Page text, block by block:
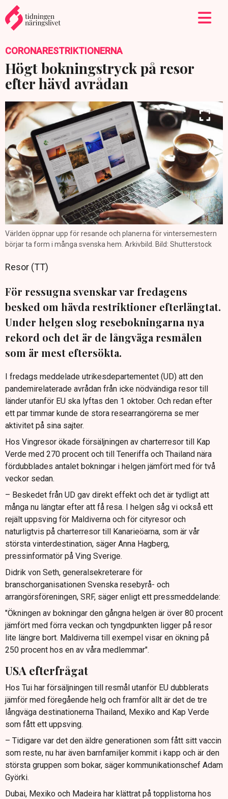
CORONARESTRIKTIONERNA
Högt bokningstryck på resor
efter hävd avrådan
Världen öppnar upp för resande och planerna för vintersemestern
börjar ta form i många svenska hem. Arkivbild. Bild: Shutterstock
Resor (TT)
För ressugna svenskar var fredagens
besked om hävda restriktioner efterlängtat.
Under helgen slog resebokningarna nya
rekord och det är de långväga resmålen
som är mest eftersökta.
I fredags meddelade utrikesdepartementet (UD) att den
pandemirelaterade avrådan från icke nödvändiga resor till
länder utanför EU ska lyftas den 1 oktober. Och redan efter
ett par timmar kunde de stora researrangörerna se mer
aktivitet på sina sajter.
Hos Vingresor ökade försäljningen av charterresor till Kap
Verde med 270 procent och till Teneriffa och Thailand nära
fördubblades antalet bokningar i helgen jämfört med för två
veckor sedan.
– Beskedet från UD gav direkt effekt och det är tydligt att
många nu längtar efter att få resa. I helgen såg vi också ett
rejält uppsving för Maldiverna och för cityresor och
naturligtvis på charterresor till Kanarieöarna, som är vår
största vinterdestination, säger Anna Hagberg,
pressinformatör på Ving Sverige.
Didrik von Seth, generalsekreterare för
branschorganisationen Svenska resebyrå- och
arrangörsföreningen, SRF, säger enligt ett pressmeddelande:
"Ökningen av bokningar den gångna helgen är över 80 procent
jämfört med förra veckan och tyngdpunkten ligger på resor
lite längre bort. Maldiverna till exempel visar en ökning på
250 procent hos en av våra medlemmar".
USA efterfrågat
Hos Tui har försäljningen till resmål utanför EU dubblerats
jämför med föregående helg och framför allt är det de tre
långväga destinationerna Thailand, Mexiko and Kap Verde
som fått ett uppsving.
– Tidigare var det den äldre generationen som fått sitt vaccin
som reste, nu har även barnfamiljer kommit i kapp och är den
största gruppen som bokar, säger kommunikationschef Adam
Györki.
Dubai, Mexiko och Madeira har klättrat på topplistorna hos